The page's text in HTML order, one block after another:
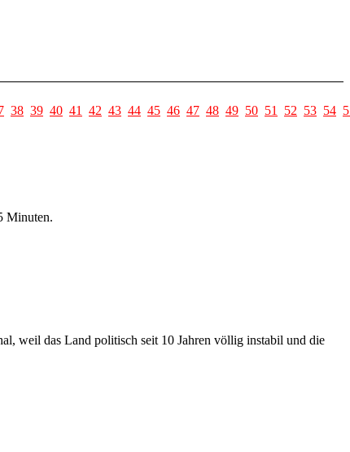
38 39 40 41 42 43 44 45 46 47 48 49 50 51 52 53 54
Minuten.
weil das Land politisch seit 10 Jahren völlig instabil und die